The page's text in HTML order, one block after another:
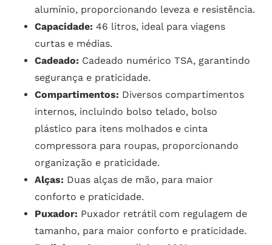
alumínio, proporcionando leveza e resistência.
Capacidade: 46 litros, ideal para viagens
curtas e médias.
Cadeado: Cadeado numérico TSA, garantindo
segurança e praticidade.
Compartimentos: Diversos compartimentos
internos, incluindo bolso telado, bolso
plástico para itens molhados e cinta
compressora para roupas, proporcionando
organização e praticidade.
Alças: Duas alças de mão, para maior
conforto e praticidade.
Puxador: Puxador retrátil com regulagem de
tamanho, para maior conforto e praticidade.